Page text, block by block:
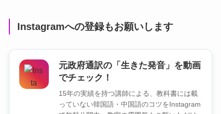
Instagramへの登録もお願いします
元政府通訳の「生きた発音」を動画
でチェック！
15年の実績を持つ講師による、教科書には載
っていない韓国語・中国語のコツをInstagram